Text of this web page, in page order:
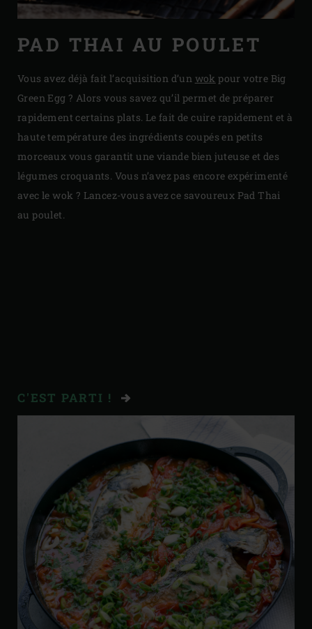
PAD THAI AU POULET
Vous avez déjà fait l’acquisition d’un wok pour votre Big
Green Egg ? Alors vous savez qu’il permet de préparer
rapidement certains plats. Le fait de cuire rapidement et à
haute température des ingrédients coupés en petits
morceaux vous garantit une viande bien juteuse et des
légumes croquants. Vous n’avez pas encore expérimenté
avec le wok ? Lancez-vous avez ce savoureux Pad Thai
au poulet.
C'EST PARTI !